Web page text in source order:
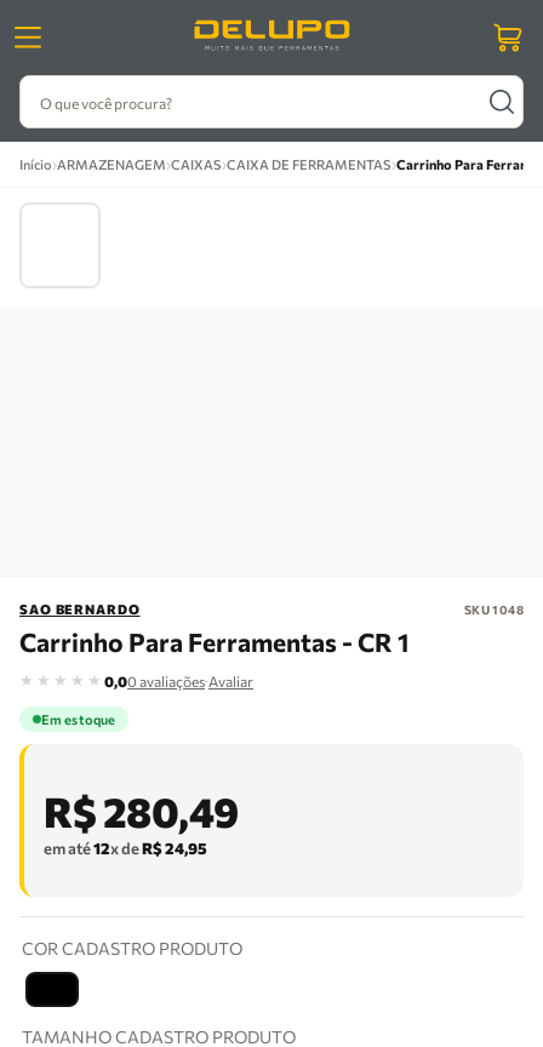
O que você procura?
Início›ARMAZENAGEM›CAIXAS›CAIXA DE FERRAMENTAS›Carrinho Para
SAO BERNARDO SKU1048
Carrinho Para Ferramentas - CR 1
★ ★ ★ ★ ★ 0,00 avaliações·Avaliar
Em estoque
R$280,49
em até12x deR$24,95
COR CADASTRO PRODUTO
TAMANHO CADASTRO PRODUTO